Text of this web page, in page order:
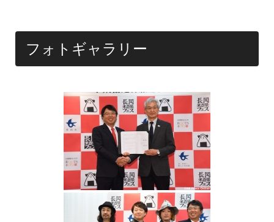
フォトギャラリー